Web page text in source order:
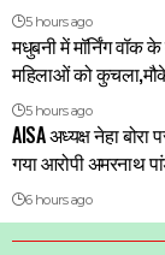
5 hours ago
मधुबनी में मॉर्निंग वॉक
महिलाओं को
5 hours ago
AISA अध्यक्ष नेहा
गया आरोपी अमरनाथ
6 hours ago